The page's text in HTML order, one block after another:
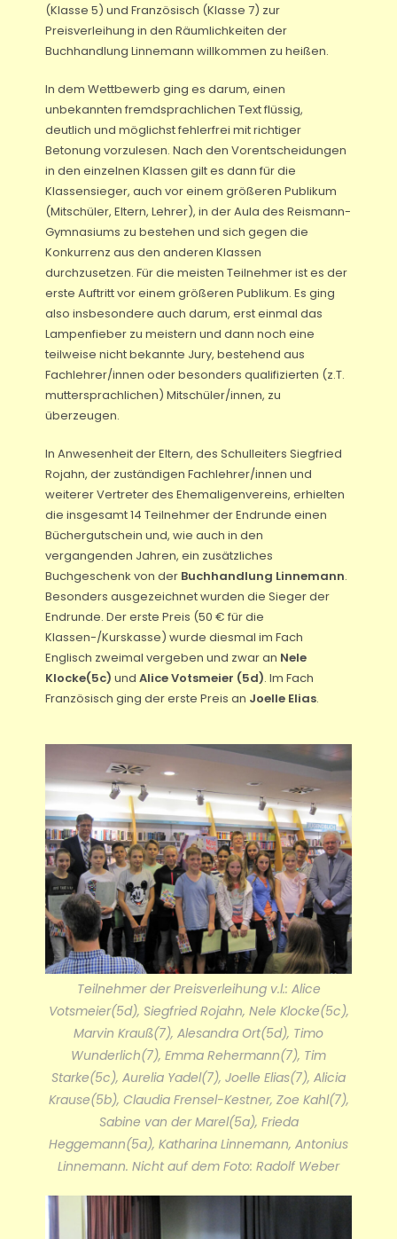
(Klasse 5) und Französisch (Klasse 7) zur
Preisverleihung in den Räumlichkeiten der
Buchhandlung Linnemann willkommen zu heißen.
In dem Wettbewerb ging es darum, einen
unbekannten fremdsprachlichen Text flüssig,
deutlich und möglichst fehlerfrei mit richtiger
Betonung vorzulesen. Nach den Vorentscheidungen
in den einzelnen Klassen gilt es dann für die
Klassensieger, auch vor einem größeren Publikum
(Mitschüler, Eltern, Lehrer), in der Aula des Reismann-
Gymnasiums zu bestehen und sich gegen die
Konkurrenz aus den anderen Klassen
durchzusetzen. Für die meisten Teilnehmer ist es der
erste Auftritt vor einem größeren Publikum. Es ging
also insbesondere auch darum, erst einmal das
Lampenfieber zu meistern und dann noch eine
teilweise nicht bekannte Jury, bestehend aus
Fachlehrer/innen oder besonders qualifizierten (z.T.
muttersprachlichen) Mitschüler/innen, zu
überzeugen.
In Anwesenheit der Eltern, des Schulleiters Siegfried
Rojahn, der zuständigen Fachlehrer/innen und
weiterer Vertreter des Ehemaligenvereins, erhielten
die insgesamt 14 Teilnehmer der Endrunde einen
Büchergutschein und, wie auch in den
vergangenden Jahren, ein zusätzliches
Buchgeschenk von der Buchhandlung Linnemann.
Besonders ausgezeichnet wurden die Sieger der
Endrunde. Der erste Preis (50 € für die
Klassen-/Kurskasse) wurde diesmal im Fach
Englisch zweimal vergeben und zwar an Nele
Klocke(5c) undAlice Votsmeier (5d). Im Fach
Französisch ging der erste Preis an Joelle Elias.
Teilnehmer der Preisverleihung v.l.: Alice
Votsmeier(5d), Siegfried Rojahn, Nele Klocke(5c),
Marvin Krauß(7), Alesandra Ort(5d), Timo
Wunderlich(7), Emma Rehermann(7), Tim
Starke(5c), Aurelia Yadel(7), Joelle Elias(7), Alicia
Krause(5b), Claudia Frensel-Kestner, Zoe Kahl(7),
Sabine van der Marel(5a), Frieda
Heggemann(5a), Katharina Linnemann, Antonius
Linnemann. Nicht auf dem Foto: Radolf Weber